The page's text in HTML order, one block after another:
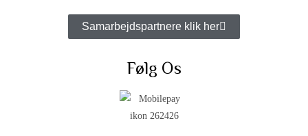
Samarbejdspartnere klik her
Følg Os